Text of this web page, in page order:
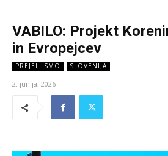
VABILO: Projekt
in Evropejcev
PREJELI SMO SLOVENIJA
2. junija, 2026